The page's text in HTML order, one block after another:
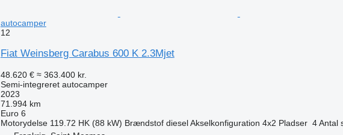
autocamper
12
Fiat Weinsberg Carabus 600 K 2.3Mjet
48.620 € ≈ 363.400 kr.
Semi-integreret autocamper
2023
71.994 km
Euro 6
Motorydelse 119.72 HK (88 kW) Brændstof diesel Akselkonfiguration 4x2 Pladser 4 Antal